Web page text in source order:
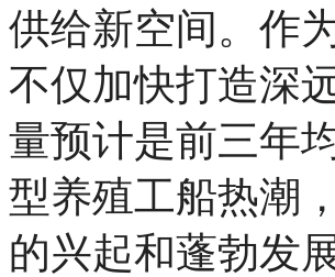
供给新空间。作
不仅加快打造深
量预计是前三年
型养殖工船热潮
的兴起和蓬勃发展